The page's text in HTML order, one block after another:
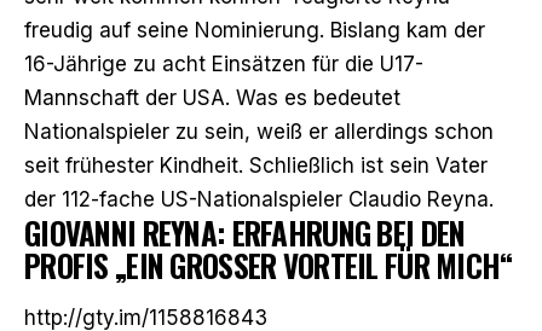
freudig auf seine Nominierung. Bislang kam der
16-Jährige zu acht Einsätzen für die U17-
Mannschaft der USA. Was es bedeutet
Nationalspieler zu sein, weiß er allerdings schon
seit frühester Kindheit. Schließlich ist sein Vater
der 112-fache US-Nationalspieler Claudio Reyna.
GIOVANNI REYNA: ERFAHRUNG BEI DEN
PROFIS „EIN GROSSER VORTEIL FÜR MICH“
http://gty.im/1158816843